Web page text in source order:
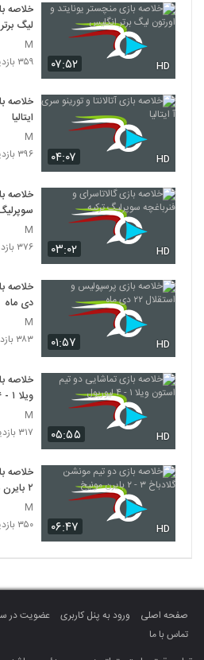
۰۷:۵۲ HD
خلاصه
لیگ
M
۳۵۹ بازدید
۰۴:۰۷ HD
خلاصه
ایتالیا
M
۳۹۶ بازدید
۰۳:۰۲ HD
خلاصه
M
۳۷۶ بازدید
۰۱:۵۷ HD
دی ماه
M
۳۸۳ بازدید
۰۵:۵۵ HD
خلاصه
ویلا ۱ - ۴ لیورپول
M
۳۱۷ بازدید
۰۶:۴۷ HD
۲ بایرن مونیخ
M
۳۵۰ بازدید
صفحه اصلی ورود به پنل کاربری عضویت در
تماس با ما